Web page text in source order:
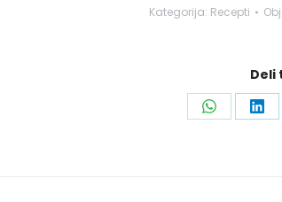
Kategorija: Recepti
Deli
Share